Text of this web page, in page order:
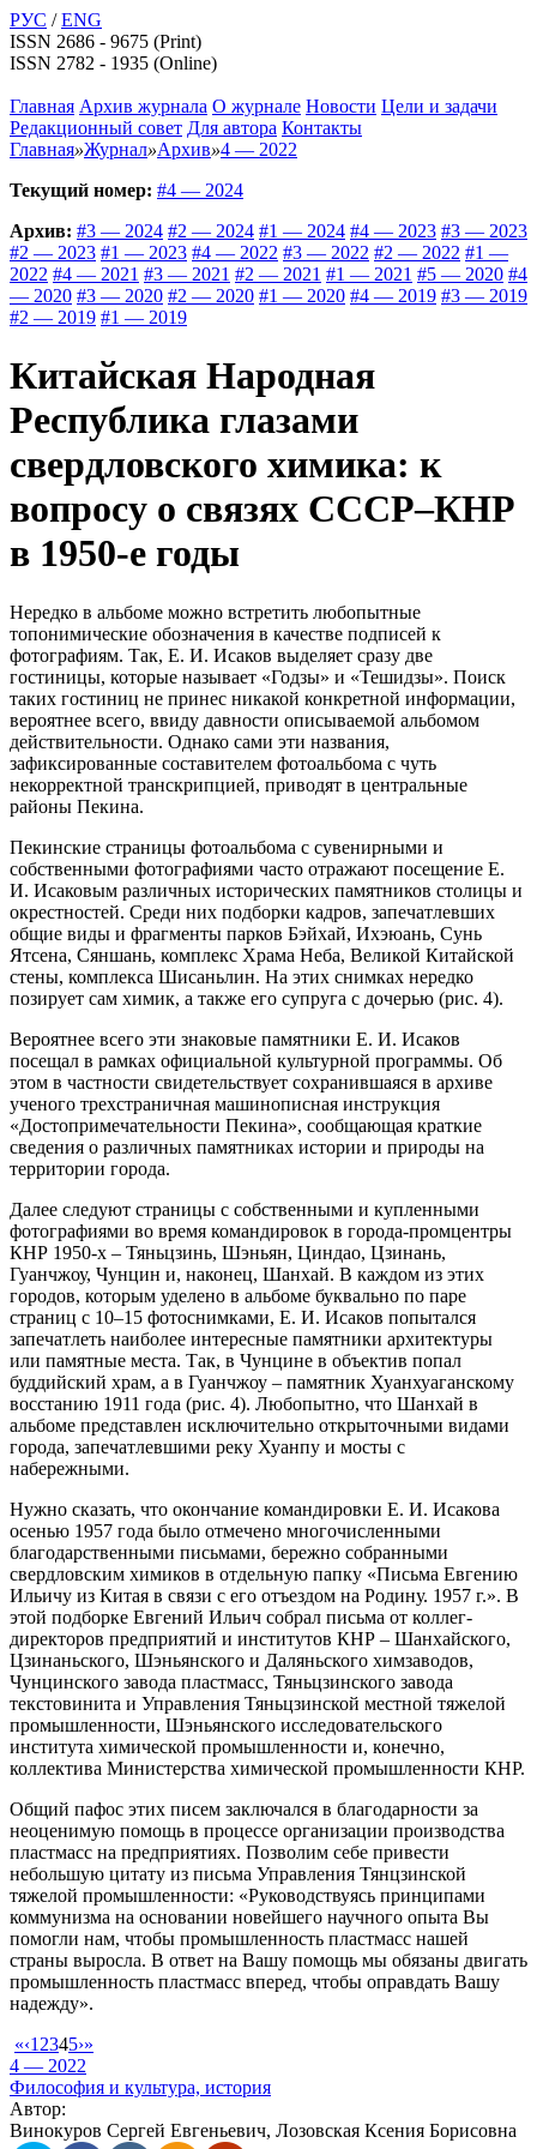
РУС /ENG
ISSN 2686 - 9675 (Print)
ISSN 2782 - 1935 (Online)
Главная Архив журнала О журнале Новости Цели и задачи
Редакционный совет Для автора Контакты
Главная»Журнал»Архив»4 — 2022
Текущий номер: #4 — 2024
Архив: #3 — 2024 #2 — 2024 #1 — 2024 #4 — 2023 #3 — 2023
#2 — 2023 #1 — 2023 #4 — 2022 #3 — 2022 #2 — 2022 #1 —
2022 #4 — 2021 #3 — 2021 #2 — 2021 #1 — 2021 #5 — 2020 #4
— 2020 #3 — 2020 #2 — 2020 #1 — 2020 #4 — 2019 #3 — 2019
#2 — 2019 #1 — 2019
Китайская Народная
Республика глазами
свердловского химика: к
вопросу о связях СССР–КНР
в 1950-е годы
Нередко в альбоме можно встретить любопытные
топонимические обозначения в качестве подписей к
фотографиям. Так, Е. И. Исаков выделяет сразу две
гостиницы, которые называет «Годзы» и «Тешидзы». Поиск
таких гостиниц не принес никакой конкретной информации,
вероятнее всего, ввиду давности описываемой альбомом
действительности. Однако сами эти названия,
зафиксированные составителем фотоальбома с чуть
некорректной транскрипцией, приводят в центральные
районы Пекина.
Пекинские страницы фотоальбома с сувенирными и
собственными фотографиями часто отражают посещение Е.
И. Исаковым различных исторических памятников столицы и
окрестностей. Среди них подборки кадров, запечатлевших
общие виды и фрагменты парков Бэйхай, Ихэюань, Сунь
Ятсена, Сяншань, комплекс Храма Неба, Великой Китайской
стены, комплекса Шисаньлин. На этих снимках нередко
позирует сам химик, а также его супруга с дочерью (рис. 4).
Вероятнее всего эти знаковые памятники Е. И. Исаков
посещал в рамках официальной культурной программы. Об
этом в частности свидетельствует сохранившаяся в архиве
ученого трехстраничная машинописная инструкция
«Достопримечательности Пекина», сообщающая краткие
сведения о различных памятниках истории и природы на
территории города.
Далее следуют страницы с собственными и купленными
фотографиями во время командировок в города-промцентры
КНР 1950-х – Тяньцзинь, Шэньян, Циндао, Цзинань,
Гуанчжоу, Чунцин и, наконец, Шанхай. В каждом из этих
городов, которым уделено в альбоме буквально по паре
страниц с 10–15 фотоснимками, Е. И. Исаков попытался
запечатлеть наиболее интересные памятники архитектуры
или памятные места. Так, в Чунцине в объектив попал
буддийский храм, а в Гуанчжоу – памятник Хуанхуаганскому
восстанию 1911 года (рис. 4). Любопытно, что Шанхай в
альбоме представлен исключительно открыточными видами
города, запечатлевшими реку Хуанпу и мосты с
набережными.
Нужно сказать, что окончание командировки Е. И. Исакова
осенью 1957 года было отмечено многочисленными
благодарственными письмами, бережно собранными
свердловским химиков в отдельную папку «Письма Евгению
Ильичу из Китая в связи с его отъездом на Родину. 1957 г.». В
этой подборке Евгений Ильич собрал письма от коллег-
директоров предприятий и институтов КНР – Шанхайского,
Цзинаньского, Шэньянского и Даляньского химзаводов,
Чунцинского завода пластмасс, Тяньцзинского завода
текстовинита и Управления Тяньцзинской местной тяжелой
промышленности, Шэньянского исследовательского
института химической промышленности и, конечно,
коллектива Министерства химической промышленности КНР.
Общий пафос этих писем заключался в благодарности за
неоценимую помощь в процессе организации производства
пластмасс на предприятиях. Позволим себе привести
небольшую цитату из письма Управления Тянцзинской
тяжелой промышленности: «Руководствуясь принципами
коммунизма на основании новейшего научного опыта Вы
помогли нам, чтобы промышленность пластмасс нашей
страны выросла. В ответ на Вашу помощь мы обязаны двигать
промышленность пластмасс вперед, чтобы оправдать Вашу
надежду».
«‹1 2345›»
4 — 2022
Философия и культура, история
Автор:
Винокуров Сергей Евгеньевич, Лозовская Ксения Борисовна